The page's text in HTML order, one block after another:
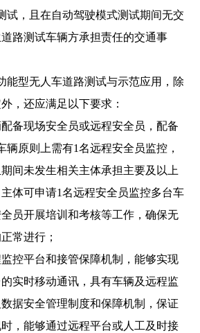
试，且在自动驾驶模式测试期间无交
路测试车辆方承担责任的交通事
型无人车道路测试与示范应用，除
，还应满足以下要求：
现场安全员或远程安全员，配备
辆原则上需有1名远程安全员监控，
间未发生相关主体承担主要及以上
体可申请1名远程安全员监控多台车
员开展培训和考核等工作，确保无
常进行；
平台和接管保障机制，能够实现
实时移动通讯，具有车辆及远程监
据安全管理制度和保障机制，保证
，能够通过远程平台或人工及时接